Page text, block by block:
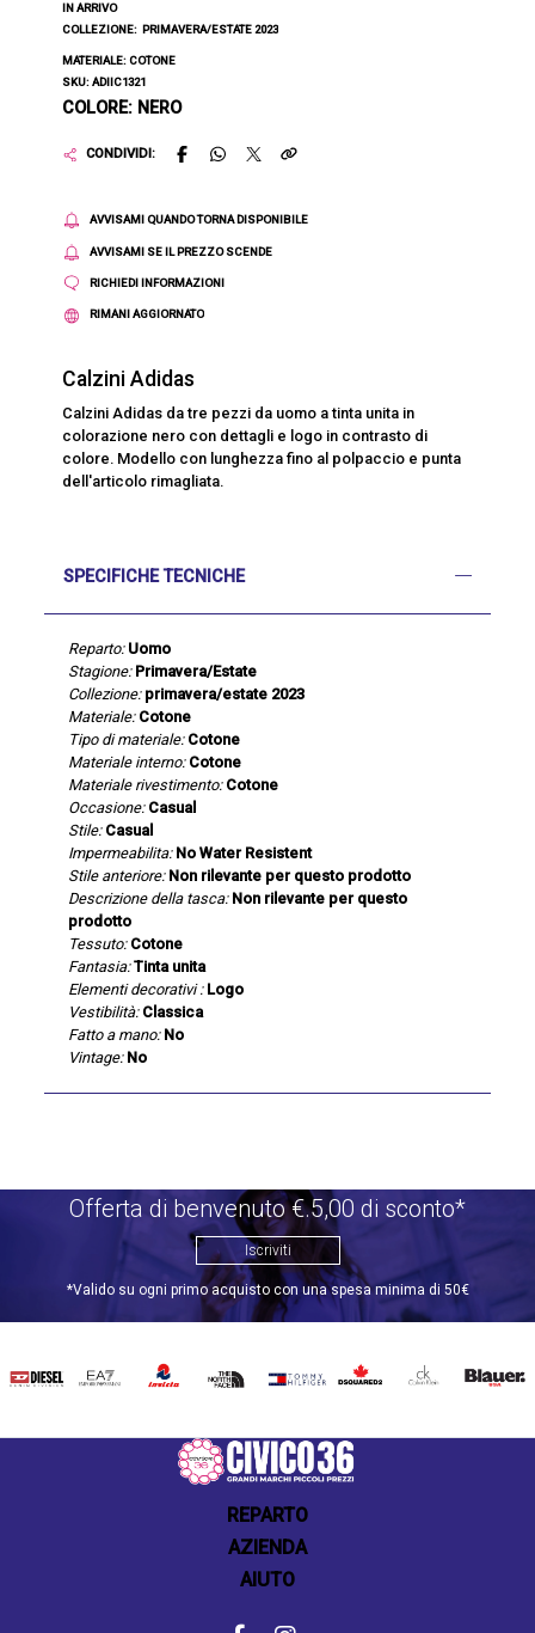
IN ARRIVO
COLLEZIONE: PRIMAVERA/ESTATE 2023
MATERIALE: COTONE
SKU: ADIIC1321
COLORE: NERO
CONDIVIDI:
AVVISAMI QUANDO TORNA DISPONIBILE
AVVISAMI SE IL PREZZO SCENDE
RICHIEDI INFORMAZIONI
RIMANI AGGIORNATO
Calzini Adidas
Calzini Adidas da tre pezzi da uomo a tinta unita in
colorazione nero con dettagli e logo in contrasto di
colore. Modello con lunghezza fino al polpaccio e punta
dell'articolo rimagliata.
SPECIFICHE TECNICHE
Reparto: Uomo
Stagione: Primavera/Estate
Collezione: primavera/estate 2023
Materiale: Cotone
Tipo di materiale: Cotone
Materiale interno: Cotone
Materiale rivestimento: Cotone
Occasione: Casual
Stile: Casual
Impermeabilita: No Water Resistent
Stile anteriore: Non rilevante per questo prodotto
Descrizione della tasca: Non rilevante per questo
prodotto
Tessuto: Cotone
Fantasia: Tinta unita
Elementi decorativi : Logo
Vestibilità: Classica
Fatto a mano: No
Vintage: No
Offerta di benvenuto €.5,00 di sconto*
Iscriviti
*Valido su ogni primo acquisto con una spesa minima di 50€
DIESEL EA7 INVICTATHE
TOMMY
DSQUARED2
CALVIN BLAUER
REPARTO
AZIENDA
AIUTO